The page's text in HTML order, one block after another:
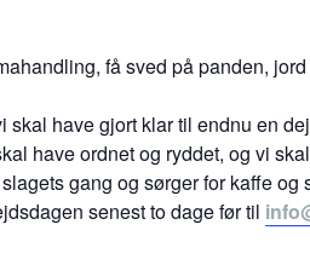
få sved på panden,
skal have gjort klar til endnu en
have ordnet og ryddet, og vi
gang og sørger for kaffe
senest to dage før til